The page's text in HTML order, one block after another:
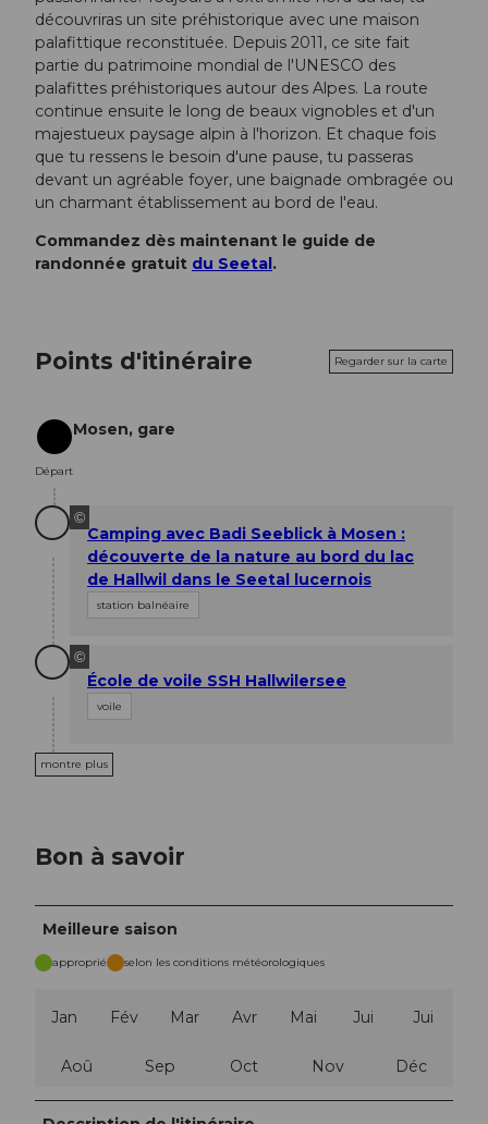
découvriras un site préhistorique avec une maison
palafittique reconstituée. Depuis 2011, ce site fait
partie du patrimoine mondial de l'UNESCO des
palafittes préhistoriques autour des Alpes. La route
continue ensuite le long de beaux vignobles et d'un
majestueux paysage alpin à l'horizon. Et chaque fois
que tu ressens le besoin d'une pause, tu passeras
devant un agréable foyer, une baignade ombragée ou
un charmant établissement au bord de l'eau.
Commandez dès maintenant le guide de
randonnée gratuit du Seetal.
Points d'itinéraire Regarder sur la carte
Départ
Départ
Mosen, gare
©
Camping avec Badi Seeblick à Mosen :
découverte de la nature au bord du lac
de Hallwil dans le Seetal lucernois
station balnéaire
©
École de voile SSH Hallwilersee
voile
montre plus
Bon à savoir
Meilleure saison
approprié selon les conditions météorologiques
Jan Fév Mar Avr Mai Jui Jui
Aoû Sep Oct Nov Déc